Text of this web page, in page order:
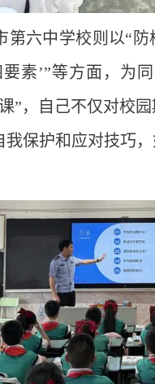
第六中学校则以“
素’”等方面，为
”，自己不仅对校
保护和应对技巧